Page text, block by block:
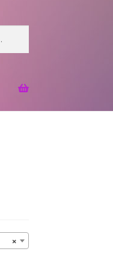
×